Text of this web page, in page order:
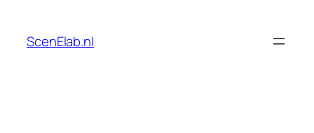
content
ScenElab.nl